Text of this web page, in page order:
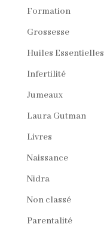
Formation
Grossesse
Huiles Essentielles
Infertilité
Jumeaux
Laura Gutman
Livres
Naissance
Nidra
Non classé
Parentalité